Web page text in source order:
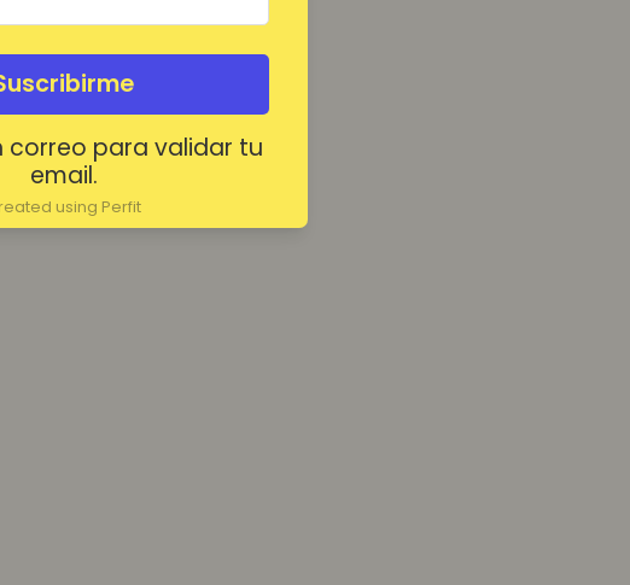
correo para validar tu
email.
using Perfit